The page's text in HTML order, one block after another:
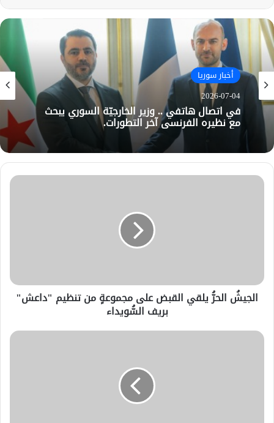
أخبار سوريا
2026-07-04
في اتصال هاتفي .. وزير الخارجيّة السوري يبحث
مع نظيره الفرنسي آخر التطورات.
الجيشُ الحرُّ يلقي القبض على مجموعةٍ من تنظيم "داعش"
بريف السُّويداء